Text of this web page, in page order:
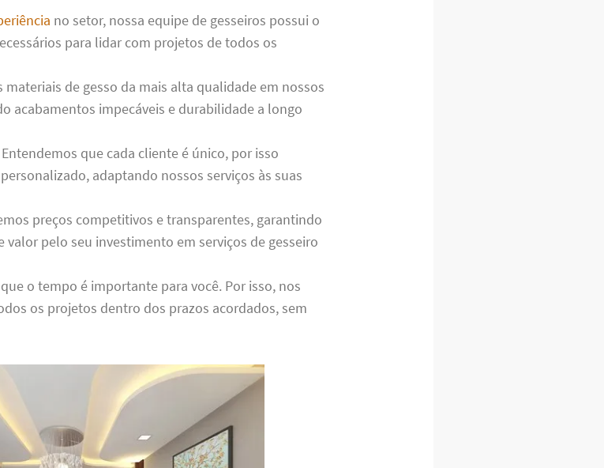
no setor, nossa equipe de gesseiros possui o
para lidar com projetos de todos os
materiais de gesso da mais alta qualidade em nossos
acabamentos impecáveis e durabilidade a longo
que cada cliente é único, por isso
adaptando nossos serviços às suas
preços competitivos e transparentes, garantindo
valor pelo seu investimento em serviços de gesseiro
o tempo é importante para você. Por isso, nos
os projetos dentro dos prazos acordados, sem